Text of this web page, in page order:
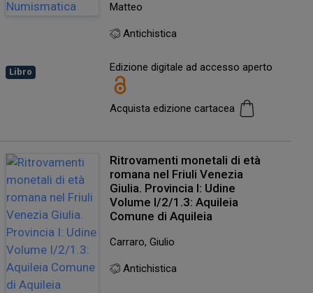
Libro
Matteo
Antichistica
Edizione digitale ad accesso aperto
Acquista edizione cartacea
Ritrovamenti monetali di età
romana nel Friuli Venezia
Giulia. Provincia I: Udine
Volume I/2/1.3: Aquileia
Comune di Aquileia
Carraro, Giulio
Antichistica